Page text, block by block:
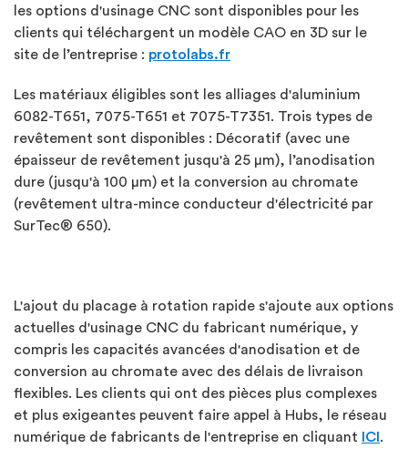
les options d'usinage CNC sont disponibles pour les
clients qui téléchargent un modèle CAO en 3D sur le
site de l’entreprise : protolabs.fr
Les matériaux éligibles sont les alliages d'aluminium
6082-T651, 7075-T651 et 7075-T7351. Trois types de
revêtement sont disponibles : Décoratif (avec une
épaisseur de revêtement jusqu'à 25 µm), l’anodisation
dure (jusqu'à 100 µm) et la conversion au chromate
(revêtement ultra-mince conducteur d'électricité par
SurTec® 650).
L'ajout du placage à rotation rapide s'ajoute aux options
actuelles d'usinage CNC du fabricant numérique, y
compris les capacités avancées d'anodisation et de
conversion au chromate avec des délais de livraison
flexibles. Les clients qui ont des pièces plus complexes
et plus exigeantes peuvent faire appel à Hubs, le réseau
numérique de fabricants de l'entreprise en cliquant
ICI .